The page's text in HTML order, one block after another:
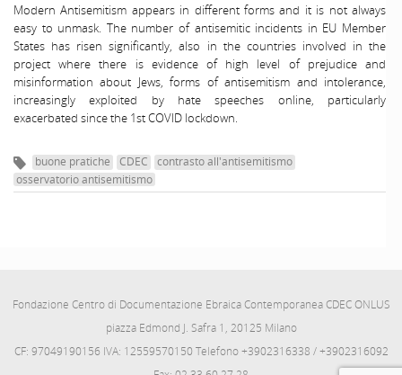
Modern Antisemitism appears in different forms and it is not always
easy to unmask. The number of antisemitic incidents in EU Member
States has risen significantly, also in the countries involved in the
project where there is evidence of high level of prejudice and
misinformation about Jews, forms of antisemitism and intolerance,
increasingly exploited by hate speeches online, particularly
exacerbated since the 1st COVID lockdown.
buone pratiche CDEC
contrasto all'antisemitismo
osservatorio antisemitismo
Fondazione Centro di Documentazione Ebraica Contemporanea CDEC ONLUS
piazza Edmond J. Safra 1, 20125 Milano
CF: 97049190156 IVA: 12559570150 Telefono +3902316338 / +3902316092